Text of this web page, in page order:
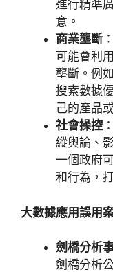
進行精準
意。
商業壟斷
可能會利
壟斷。例
搜索數據
己的產品
社會操控
縱輿論、
一個政府
和行為，
大數據應用誤用
劍橋分析
劍橋分析